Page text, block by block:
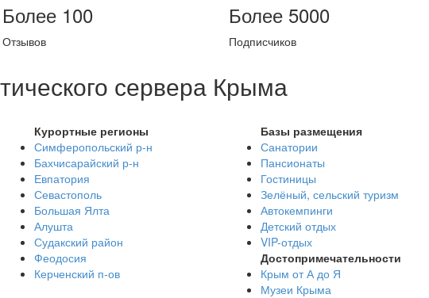
Более 100
Отзывов
Более 5000
Подписчиков
сервера Крыма
Курортные регионы
Симферопольский р-н
Бахчисарайский р-н
Евпатория
Севастополь
Большая Ялта
Алушта
Судакский район
Феодосия
Керченский п-ов
Базы размещения
Санатории
Пансионаты
Гостиницы
Зелёный, сельский туризм
Автокемпинги
Детский отдых
VIP-отдых
Достопримечательности
Крым от А до Я
Музеи Крыма